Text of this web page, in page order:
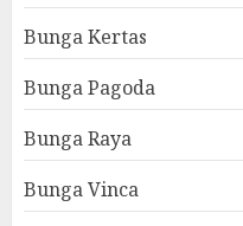
Bunga Kertas
Bunga Pagoda
Bunga Raya
Bunga Vinca